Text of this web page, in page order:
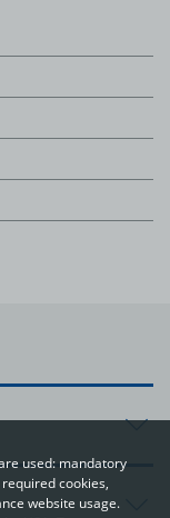
used: mandatory
cookies,
website usage.